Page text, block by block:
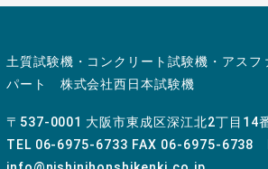
土質試験機・コンクリート試験機・アスフ
パート 株式会社西日本試験機
〒537-0001 大阪市東成区深江北2丁目14
TEL 06-6975-6733 FAX 06-6975-6738